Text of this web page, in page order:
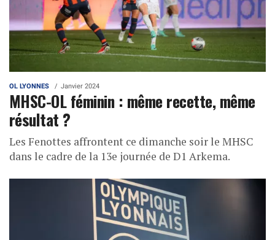
OL LYONNES Janvier 2024
MHSC-OL féminin : même recette, même
résultat ?
Les Fenottes affrontent ce dimanche soir le MHSC
dans le cadre de la 13e journée de D1 Arkema.